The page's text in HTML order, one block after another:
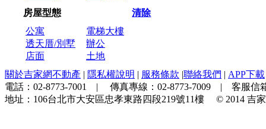
房屋型態
清除
公寓
電梯大樓
透天厝/別墅
辦公
店面
土地
關於吉家網不動產 | 隱私權說明 | 服務條款 |聯絡我們 | APP下載
電話： 02-8773-7001 | 傳真專線： 02-8773-7009 | 客服信
地址： 106台北市大安區忠孝東路四段219號11樓 © 2014 吉